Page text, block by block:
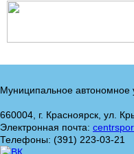
Муниципальное автономное
660004, г. Красноярск, ул.
Электронная почта:
Телефоны: (391) 223-03-21